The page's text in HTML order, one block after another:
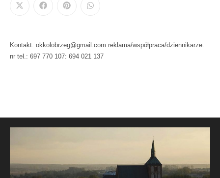
Kontakt: okkolobrzeg@gmail.com reklama/współpraca/dziennikarze:
nr tel.: 697 770 107: 694 021 137